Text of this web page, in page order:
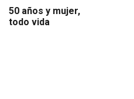
50 años y mujer,
todo vida